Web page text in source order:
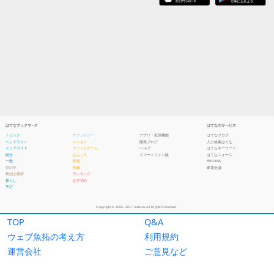
TOP
Q&A
ウェブ魚拓の考え方
利用規約
運営会社
ご意見など